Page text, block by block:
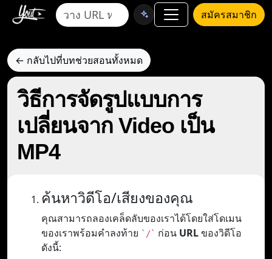
สมัครสมาชิก
← กลับไปที่บทช่วยสอนทั้งหมด
วิธีการจัดรูปแบบการ
เปลี่ยนจาก Video เป็น
MP4
ค้นหาวิดีโอ/เสียงของคุณ
คุณสามารถลองเคล็ดลับของเราได้โดยใส่โดเมน
ของเราพร้อมคำลงท้าย `/` ก่อน URLของวิดีโอ
ดังนี้: